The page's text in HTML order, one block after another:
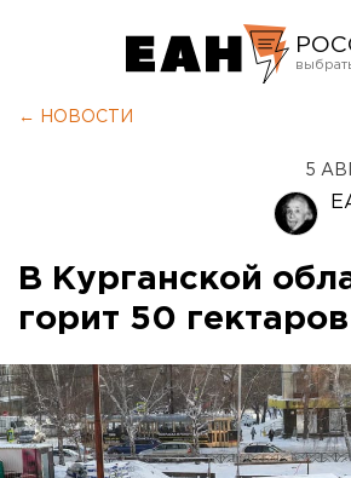
← НОВОСТИ
5
В Курганской
горит 50